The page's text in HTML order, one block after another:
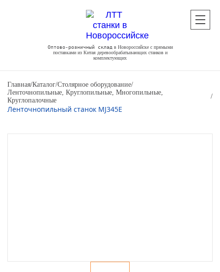
Оптово-розничный склад в Новороссийске с прямыми
поставками из Китая деревообрабатывающих станков и
комплектующих
Главная/Каталог/Столярное оборудование/
Ленточнопильные, Круглопильные, Многопильные,
Круглопалочные
/
Ленточнопильный станок MJ345E